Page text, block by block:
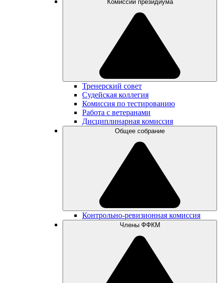
Комиссии президиума
Тренерский совет
Судейская коллегия
Комиссия по тестированию
Работа с ветеранами
Дисциплинарная комиссия
Общее собрание
Контрольно-ревизионная комиссия
Члены ФФКМ